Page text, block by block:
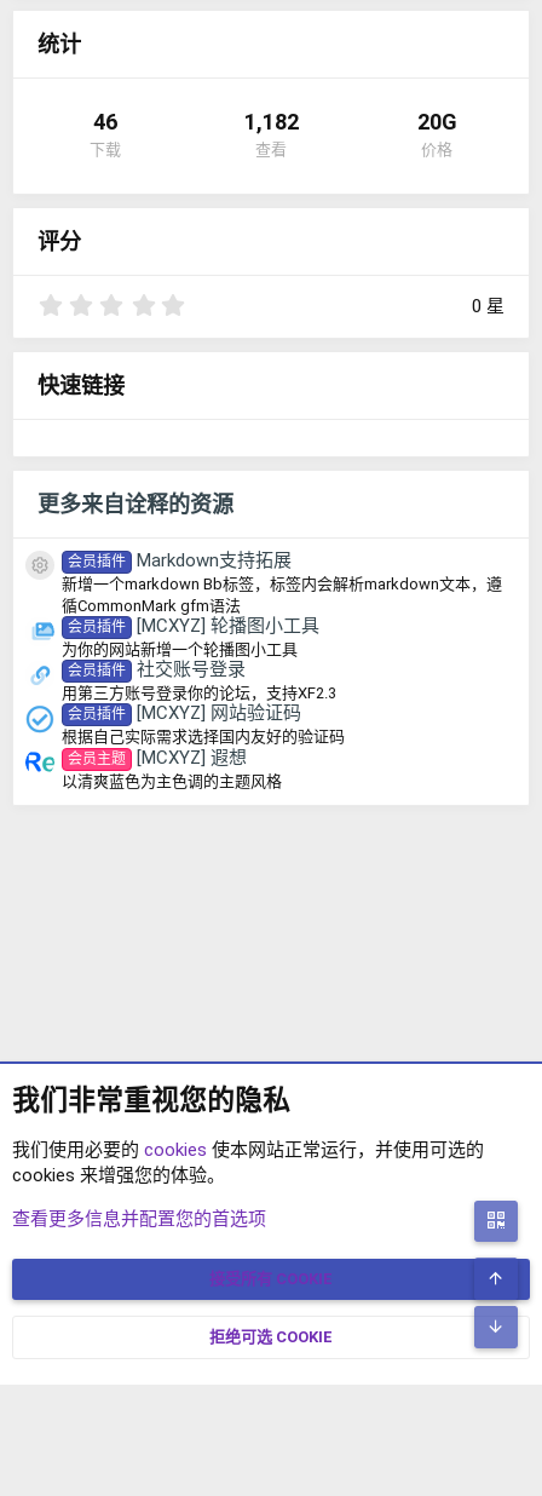
统计
46
下载
1,182
查看
20G
价格
评分
0 星
快速链接
更多来自诠释的资源
资源图标
会员插件 Markdown支持拓展
新增一个markdown Bb标签，标签内会解析markdown文本，遵
循CommonMark gfm语法
会员插件 [MCXYZ] 轮播图小工具
为你的网站新增一个轮播图小工具
会员插件 社交账号登录
用第三方账号登录你的论坛，支持XF2.3
会员插件 [MCXYZ] 网站验证码
根据自己实际需求选择国内友好的验证码
会员主题 [MCXYZ] 遐想
以清爽蓝色为主色调的主题风格
XENFORO 2.2 插件
简体中文 联系我们
© COPYRIGHT 2017-2026 XENFORO中文社区 版权所有 冀ICP备
我们非常重视您的隐私
我们使用必要的 cookies 使本网站正常运行，并使用可选的
cookies 来增强您的体验。
查看更多信息并配置您的首选项
接受所有 COOKIE
拒绝可选 COOKIE